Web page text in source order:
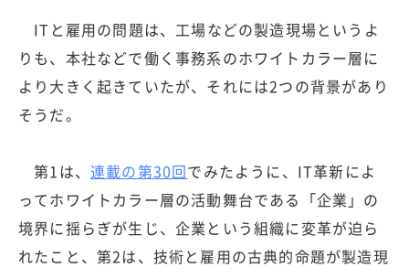
ITと雇用の問題は、工場などの製造現場というよ
りも、本社などで働く事務系のホワイトカラー層に
より大きく起きていたが、それには2つの背景があり
そうだ。
第1は、 連載の第30回でみたように、IT革新によ
ってホワイトカラー層の活動舞台である「企業」の
境界に揺らぎが生じ、企業という組織に変革が迫ら
れたこと、第2は、技術と雇用の古典的命題が製造現